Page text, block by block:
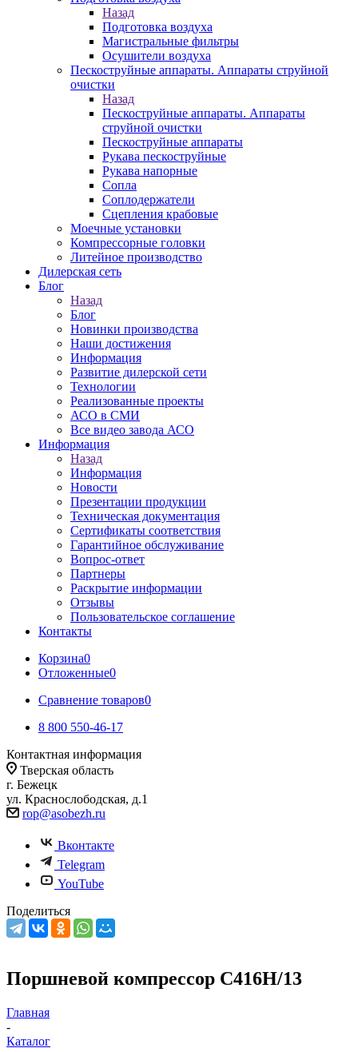
Назад
Подготовка воздуха
Магистральные фильтры
Осушители воздуха
Пескоструйные аппараты. Аппараты струйной
очистки
Назад
Пескоструйные аппараты. Аппараты
струйной очистки
Пескоструйные аппараты
Рукава пескоструйные
Рукава напорные
Сопла
Соплодержатели
Сцепления крабовые
Моечные установки
Компрессорные головки
Литейное производство
Дилерская сеть
Блог
Назад
Блог
Новинки производства
Наши достижения
Информация
Развитие дилерской сети
Технологии
Реализованные проекты
АСО в СМИ
Все видео завода АСО
Информация
Назад
Информация
Новости
Презентации продукции
Техническая документация
Сертификаты соответствия
Гарантийное обслуживание
Вопрос-ответ
Партнеры
Раскрытие информации
Отзывы
Пользовательское соглашение
Контакты
Корзина0
Отложенные0
Сравнение товаров0
8 800 550-46-17
Контактная информация
Тверская область
г. Бежецк
ул. Краснослободская, д.1
rop@asobezh.ru
Вконтакте
Telegram
YouTube
Поделиться
Поршневой компрессор С416Н/13
Главная
-
Каталог